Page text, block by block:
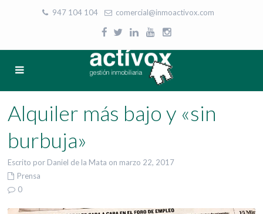
947 104 104 comercial@inmoactivox.com
Alquiler más bajo y «sin
burbuja»
Escrito por Daniel de la Mata on marzo 22, 2017
Prensa
0